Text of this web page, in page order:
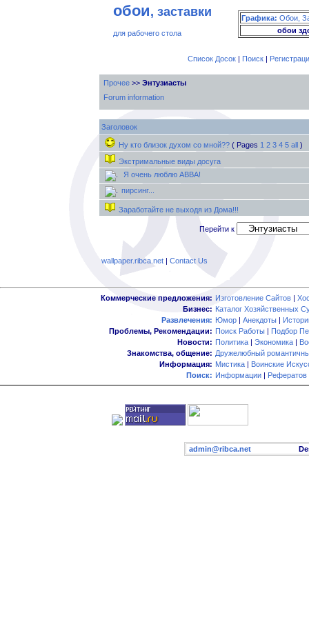
обои, заставки
для рабочего стола
Графика: Обои,
обои
Список Досок| Поиск|
Прочее>> Энтузиасты
Forum information
Заголовок
Ну кто близок духом со мной?? ( Pages 1 2 3 4 5 all)
Экстримальные виды досуга
Я очень люблю ABBA!
пирсинг...
Заработайте не выходя из Дома!!!
Перейти к
wallpaper.ribca.net| Contact Us
Коммерческие предложения: Изготовление Сайтов |
Бизнес: Каталог Хозяйственных
Развлечения: Юмор | Анекдоты |
Проблемы, Рекомендации: Поиск Работы | Подбор
Новости: Политика | Экономика |
Знакомства, общение: Дружелюбный
Информация: Мистика | Воинские
Поиск: Информации | Рефератов
admin@ribca.net